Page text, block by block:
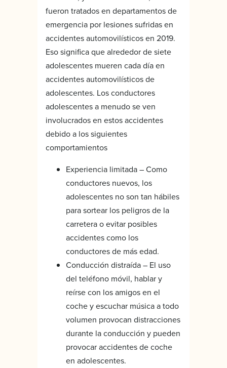
fueron tratados en departamentos de
emergencia por lesiones sufridas en
accidentes automovilísticos en 2019.
Eso significa que alrededor de siete
adolescentes mueren cada día en
accidentes automovilísticos de
adolescentes. Los conductores
adolescentes a menudo se ven
involucrados en estos accidentes
debido a los siguientes
comportamientos
Experiencia limitada – Como
conductores nuevos, los
adolescentes no son tan hábiles
para sortear los peligros de la
carretera o evitar posibles
accidentes como los
conductores de más edad.
Conducción distraída – El uso
del teléfono móvil, hablar y
reírse con los amigos en el
coche y escuchar música a todo
volumen provocan distracciones
durante la conducción y pueden
provocar accidentes de coche
en adolescentes.